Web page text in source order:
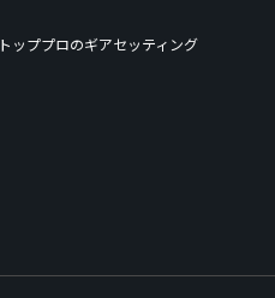
トッププロのギアセッティング